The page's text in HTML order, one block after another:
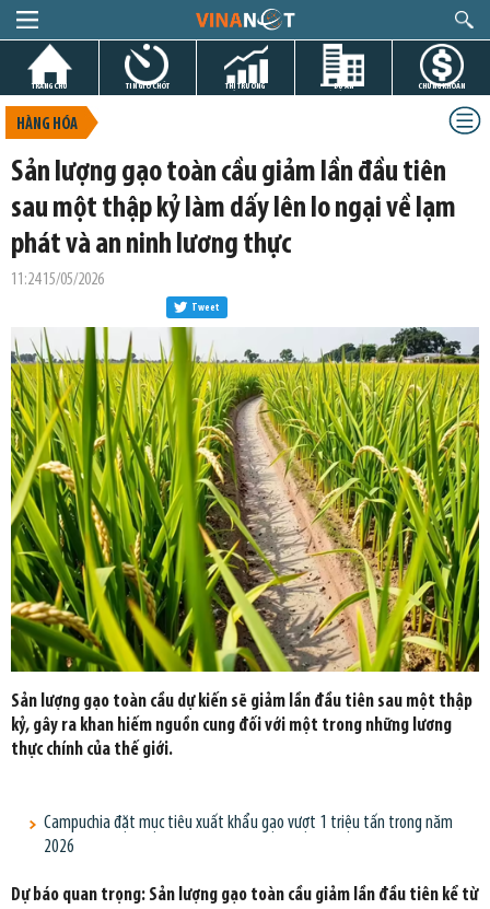
TRANG CHỦ TIN GIỜ CHÓT THỊ TRƯỜNG DỰ ÁN CHỨNG KHOÁN
HÀNG HÓA
Sản lượng gạo toàn cầu giảm lần đầu tiên
sau một thập kỷ làm dấy lên lo ngại về lạm
phát và an ninh lương thực
11:24 15/05/2026
Tweet
Sản lượng gạo toàn cầu dự kiến sẽ giảm lần đầu tiên sau một thập
kỷ, gây ra khan hiếm nguồn cung đối với một trong những lương
thực chính của thế giới.
Campuchia đặt mục tiêu xuất khẩu gạo vượt 1 triệu tấn trong năm
2026
Dự báo quan trọng: Sản lượng gạo toàn cầu giảm lần đầu tiên kể từ